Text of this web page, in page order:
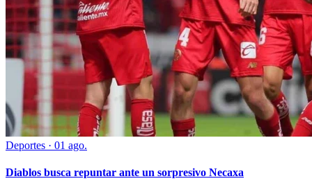
Deportes · 01 ago.
Diablos busca repuntar ante un sorpresivo Necaxa